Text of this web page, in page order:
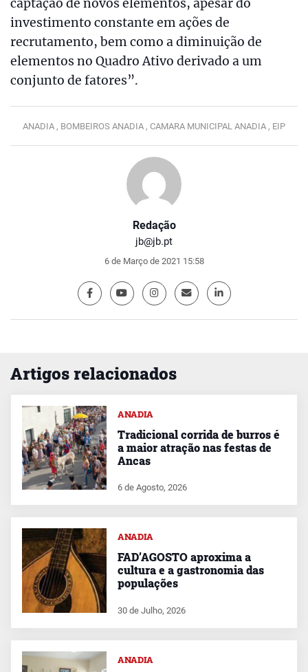
Redação
jb@jb.pt
6 de Março de 2021 15:58
captação de novos elementos, apesar do
investimento constante em ações de
recrutamento, bem como a diminuição de
elementos no Quadro Ativo derivado a um
conjunto de fatores”.
ANADIA , BOMBEIROS ANADIA , CAMARA MUNICIPAL ANADIA , EIP
Artigos relacionados
ANADIA
Tradicional corrida de burros é
a maior atração nas festas de
Ancas
6 de Agosto, 2026
ANADIA
FAD’AGOSTO aproxima a
cultura e a gastronomia das
populações
30 de Julho, 2026
ANADIA